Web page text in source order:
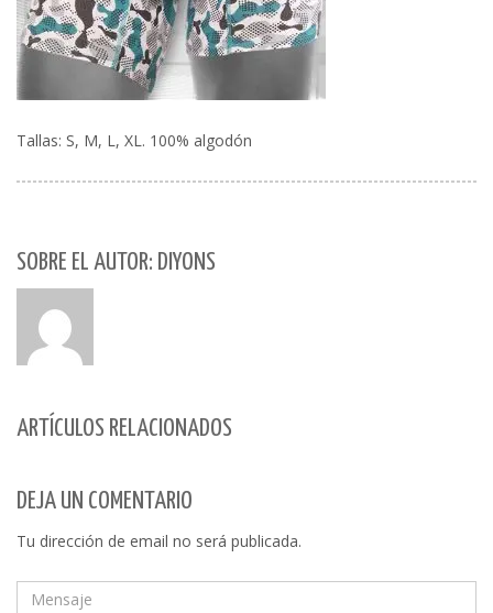
Tallas: S, M, L, XL. 100% algodón
SOBRE EL AUTOR: DIYONS
ARTÍCULOS RELACIONADOS
DEJA UN COMENTARIO
Tu dirección de email no será publicada.